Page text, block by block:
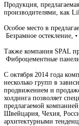
Продукция,
производителями, как
Особое место в
Безрамное
Также компания SPAL
Фиброцементные
С октября 2014 года
несколько групп в
продвижением и
холдинга позволяет
предлагаемой
Швейцария, Чехия,
архитектурными